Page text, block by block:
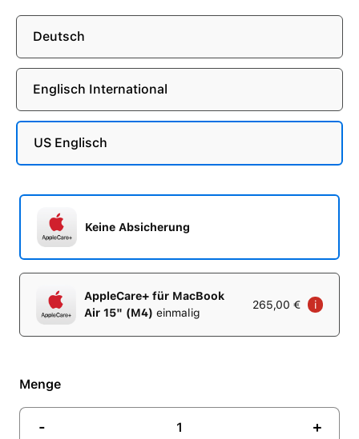
Deutsch
Englisch International
US Englisch
Keine Absicherung
AppleCare+ für MacBook
Air 15" (M4) einmalig
265,00 € i
Menge
- +